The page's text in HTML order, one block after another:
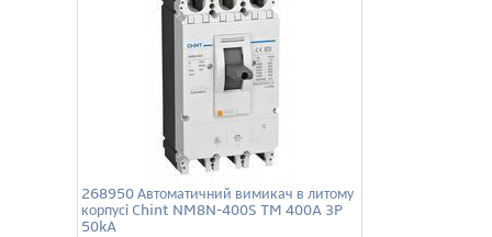
268950 Автоматичний вимикач в литому
корпусі Chint NM8N-400S TM 400A 3P
50kA